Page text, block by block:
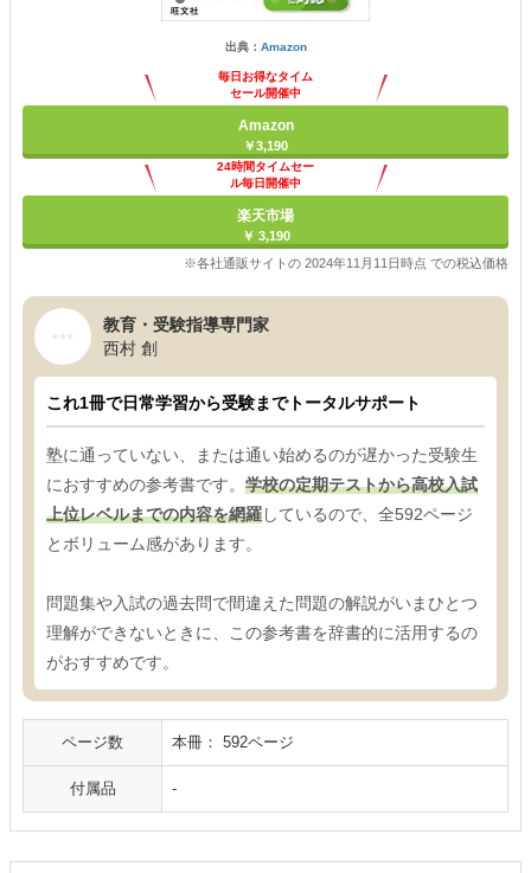
出典： Amazon
毎日お得なタイム
セール開催中
Amazon
￥3,190
24時間タイムセー
ル毎日開催中
楽天市場
￥ 3,190
※各社通販サイトの 2024年11月11日時点 での税込価格
教育・受験指導専門家
西村 創
これ1冊で日常学習から受験までトータルサポート
塾に通っていない、または通い始めるのが遅かった受験生
におすすめの参考書です。 学校の定期テストから高校入試
上位レベルまでの内容を網羅しているので、全592ページ
とボリューム感があります。
問題集や入試の過去問で間違えた問題の解説がいまひとつ
理解ができないときに、この参考書を辞書的に活用するの
がおすすめです。
ページ数 本冊： 592ページ
付属品 -